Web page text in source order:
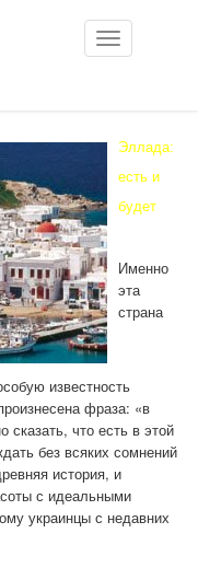
Toggle
navigation
Эллада:
есть и
будет
Именно
эта
страна
известность
фраза: «в
сказать, что есть в этой
без всяких сомнений
история, и
с идеальными
украинцы с недавних